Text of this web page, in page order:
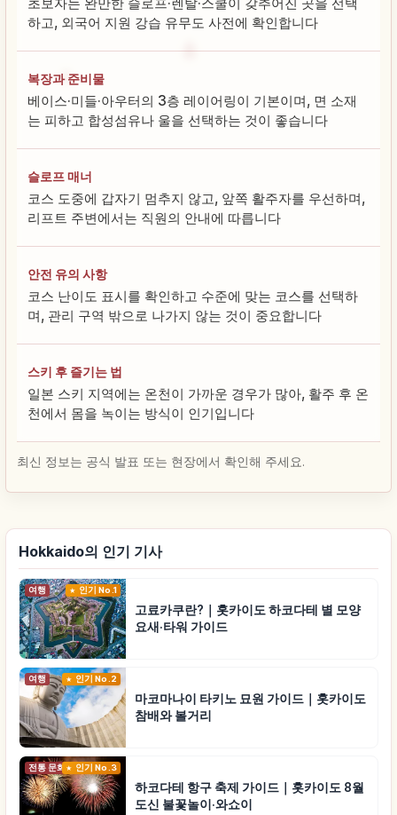
하고, 외국어 지원 강습 유무도 사전에 확인합니다
복장과 준비물
베이스·미들·아우터의 3층 레이어링이 기본이며, 면 소재
는 피하고 합성섬유나 울을 선택하는 것이 좋습니다
슬로프 매너
코스 도중에 갑자기 멈추지 않고, 앞쪽 활주자를 우선하며,
리프트 주변에서는 직원의 안내에 따릅니다
안전 유의 사항
코스 난이도 표시를 확인하고 수준에 맞는 코스를 선택하
며, 관리 구역 밖으로 나가지 않는 것이 중요합니다
스키 후 즐기는 법
일본 스키 지역에는 온천이 가까운 경우가 많아, 활주 후 온
천에서 몸을 녹이는 방식이 인기입니다
최신 정보는 공식 발표 또는 현장에서 확인해 주세요.
Hokkaido의 인기 기사
여행 인기 No.1
고료카쿠란?｜홋카이도 하코다테 별 모양
요새·타워 가이드
여행 인기 No.2
마코마나이 타키노 묘원 가이드｜홋카이도
참배와 볼거리
전통 문화 인기 No.3
하코다테 항구 축제 가이드｜홋카이도 8월
도신 불꽃놀이·와쇼이